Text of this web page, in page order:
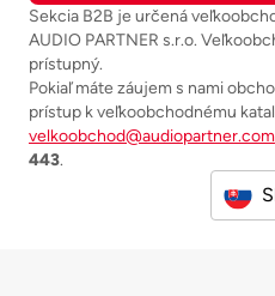
Sekcia B2B je určená
AUDIO PARTNER s.r.o.
prístupný.
Pokiaľ máte záujem s nami
prístup k veľkoobchodnému
velkoobchod@audiopartner.com
443.